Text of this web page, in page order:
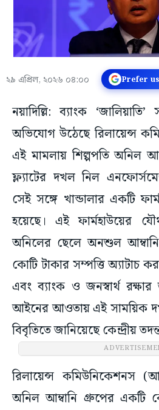
২৯ এপ্রিল, ২০২৬ ০৪:০০ Prefer
নয়াদিল্লি: ব্যাংক
অভিযোগ উঠেছে রিলায়েন্স
এই মামলায় শিল্পপতি অনিল
ফ্ল্যাটের দখল নিল
সেই সঙ্গে খান্ডালার একটি
হয়েছে। এই ফার্মহাউয়ের
অনিলের ছেলে অনশুল
কোটি টাকার সম্পত্তি অ্যাটাচ
এবং ব্যাংক ও জনস্বার্থ
আইনের আওতায় এই সাময়িক
বিবৃতিতে জানিয়েছে কেন্দ্রীয়
রিলায়েন্স কমিউনিকেশনস
অনিল আম্বানি গ্রুপের একটি